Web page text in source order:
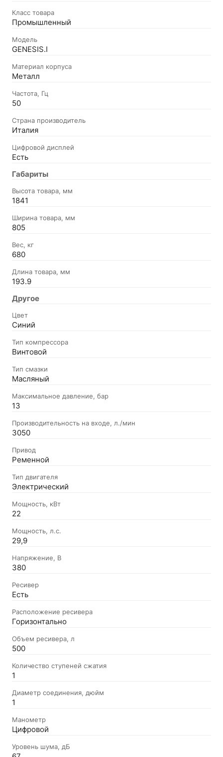
Класс товара
Промышленный
Модель
GENESIS.I
Материал корпуса
Металл
Частота, Гц
50
Страна производитель
Италия
Цифровой дисплей
Есть
Габариты
Высота товара, мм
1841
Ширина товара, мм
805
Вес, кг
680
Длина товара, мм
193.9
Другое
Цвет
Синий
Тип компрессора
Винтовой
Тип смазки
Масляный
Максимальное давление, бар
13
Производительность на входе, л./мин
3050
Привод
Ременной
Тип двигателя
Электрический
Мощность, кВт
22
Мощность, л.с.
29,9
Напряжение, В
380
Ресивер
Есть
Расположение ресивера
Горизонтально
Объем ресивера, л
500
Количество ступеней сжатия
1
Диаметр соединения, дюйм
1
Манометр
Цифровой
Уровень шума, дБ